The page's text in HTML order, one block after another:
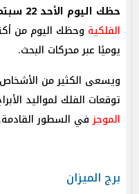
حظك اليوم الأحد 22 سبتمبر 2024
الفلكية وحظك اليوم من
يوميًا عبر محركات البحث.
ويسعى الكثير من
توقعات الفلك لمواليد
الموجزفي السطور القادمة.
برج الميزان